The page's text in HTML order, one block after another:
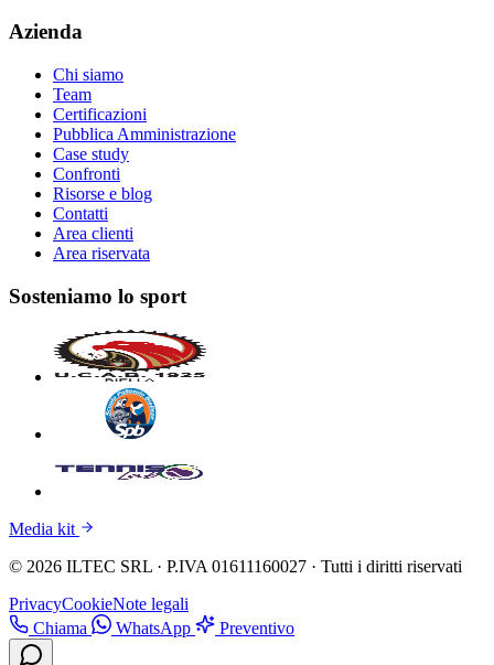
Azienda
Chi siamo
Team
Certificazioni
Pubblica Amministrazione
Case study
Confronti
Risorse e blog
Contatti
Area clienti
Area riservata
Sosteniamo lo sport
Media kit
© 2026 ILTEC SRL · P.IVA 01611160027 · Tutti i diritti riservati
PrivacyCookieNote legali
Chiama
WhatsApp Preventivo